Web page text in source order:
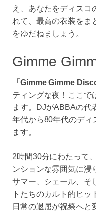
え、あなたをディスコ
れて、最高の衣装をま
をゆだねましょう。
Gimme
「Gimme Gimme
ティングな夜！ここで
ます。DJがABBAの代
年代から80年代のディ
ます。
2時間30分にわたって
ンションな雰囲気に浸
サマー、シェール、そ
トたちのカルト的ヒッ
日常の退屈が祝祭へ